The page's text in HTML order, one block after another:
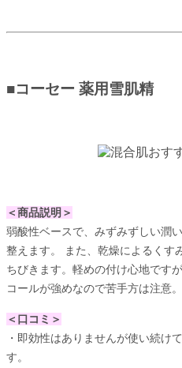
■コーセー 薬用雪肌精
＜商品説明＞
弱酸性ベースで、みずみずしい潤
整えます。 また、乾燥によるくす
ちびきます。軽めの付け心地です
コールが強めなので苦手方は注意。
＜口コミ＞
・即効性はありませんが使い続け
す。